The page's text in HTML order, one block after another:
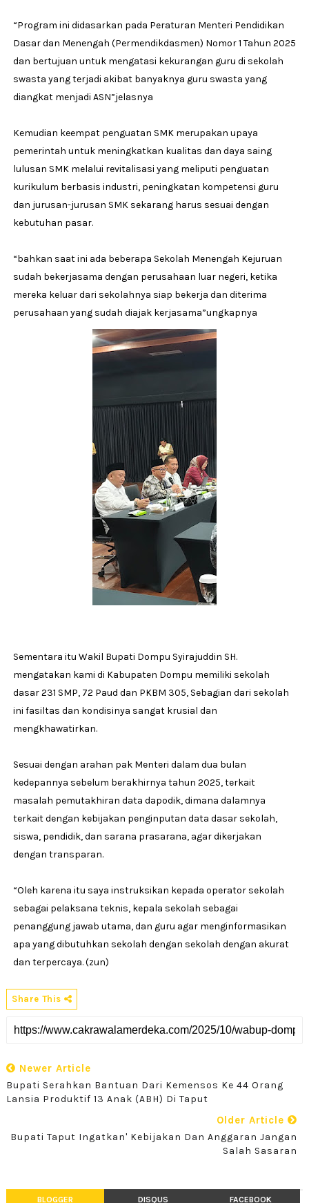
“Program ini didasarkan pada Peraturan Menteri Pendidikan
Dasar dan Menengah (Permendikdasmen) Nomor 1 Tahun 2025
dan bertujuan untuk mengatasi kekurangan guru di sekolah
swasta yang terjadi akibat banyaknya guru swasta yang
diangkat menjadi ASN”jelasnya
Kemudian keempat penguatan SMK merupakan upaya
pemerintah untuk meningkatkan kualitas dan daya saing
lulusan SMK melalui revitalisasi yang meliputi penguatan
kurikulum berbasis industri, peningkatan kompetensi guru
dan jurusan-jurusan SMK sekarang harus sesuai dengan
kebutuhan pasar.
“bahkan saat ini ada beberapa Sekolah Menengah Kejuruan
sudah bekerjasama dengan perusahaan luar negeri, ketika
mereka keluar dari sekolahnya siap bekerja dan diterima
perusahaan yang sudah diajak kerjasama”ungkapnya
Sementara itu Wakil Bupati Dompu Syirajuddin SH.
mengatakan kami di Kabupaten Dompu memiliki sekolah
dasar 231 SMP, 72 Paud dan PKBM 305, Sebagian dari sekolah
ini fasiltas dan kondisinya sangat krusial dan
mengkhawatirkan.
Sesuai dengan arahan pak Menteri dalam dua bulan
kedepannya sebelum berakhirnya tahun 2025, terkait
masalah pemutakhiran data dapodik, dimana dalamnya
terkait dengan kebijakan penginputan data dasar sekolah,
siswa, pendidik, dan sarana prasarana, agar dikerjakan
dengan transparan.
“Oleh karena itu saya instruksikan kepada operator sekolah
sebagai pelaksana teknis, kepala sekolah sebagai
penanggung jawab utama, dan guru agar menginformasikan
apa yang dibutuhkan sekolah dengan sekolah dengan akurat
dan terpercaya. (zun)
Share This
Newer Article
Bupati Serahkan Bantuan Dari Kemensos Ke 44 Orang
Lansia Produktif 13 Anak (ABH) Di Taput
Older Article
Bupati Taput Ingatkan' Kebijakan Dan Anggaran Jangan
Salah Sasaran
BLOGGER DISQUS FACEBOOK